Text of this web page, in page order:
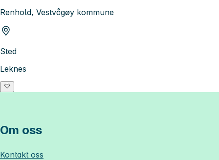
Renhold, Vestvågøy kommune
Sted
Leknes
Om oss
Kontakt oss